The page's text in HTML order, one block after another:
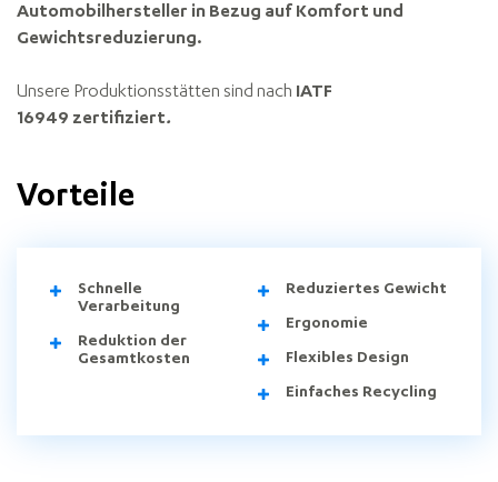
Automobilhersteller in Bezug auf Komfort und
Gewichtsreduzierung.
Unsere Produktionsstätten sind nach IATF
16949 zertifiziert.
Vorteile
Schnelle
Verarbeitung
Reduktion der
Gesamtkosten
Reduziertes Gewicht
Ergonomie
Flexibles Design
Einfaches Recycling